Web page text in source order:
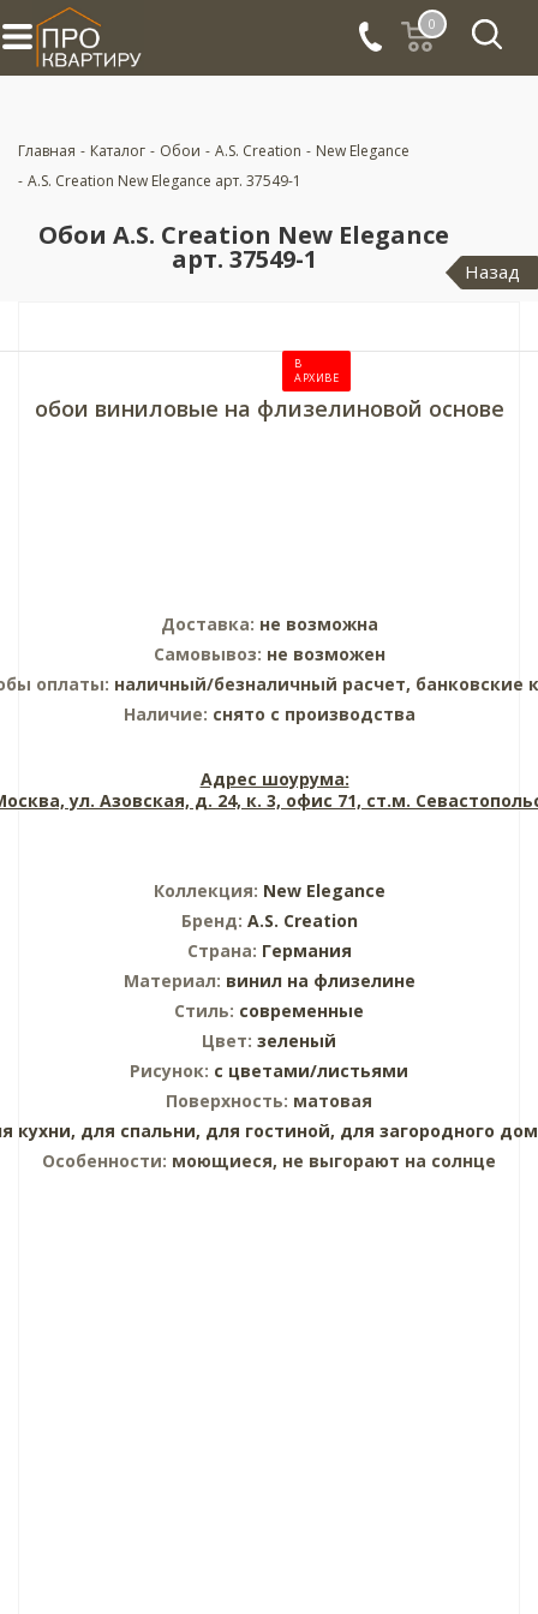
0
Главная - Каталог - Обои - A.S. Creation - New Elegance
- A.S. Creation New Elegance арт. 37549-1
Обои A.S. Creation New Elegance
арт. 37549-1 Назад
В
АРХИВЕ
обои виниловые на флизелиновой основе
Доставка: не возможна
Самовывоз: не возможен
оплаты: наличный/безналичный расчет, банковские
Наличие: снято с производства
Адрес шоурума:
ул. Азовская, д. 24, к. 3, офис 71, ст.м.
Коллекция: New Elegance
Бренд: A.S. Creation
Страна: Германия
Материал: винил на флизелине
Стиль: современные
Цвет: зеленый
Рисунок: с цветами/листьями
Поверхность: матовая
кухни, для спальни, для гостиной, для загородного
Особенности: моющиеся, не выгорают на солнце